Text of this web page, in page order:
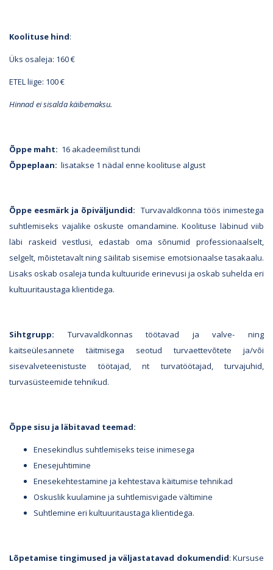
Koolituse hind:
Üks osaleja: 160 €
ETEL liige: 100 €
Hinnad ei sisalda käibemaksu.
Õppe maht: 16 akadeemilist tundi
Õppeplaan: lisatakse 1 nädal enne koolituse algust
Õppe eesmärk ja õpiväljundid: Turvavaldkonna töös inimestega
suhtlemiseks vajalike oskuste omandamine. Koolituse läbinud viib
läbi raskeid vestlusi, edastab oma sõnumid professionaalselt,
selgelt, mõistetavalt ning säilitab sisemise emotsionaalse tasakaalu.
Lisaks oskab osaleja tunda kultuuride erinevusi ja oskab suhelda eri
kultuuritaustaga klientidega.
Sihtgrupp: Turvavaldkonnas töötavad ja valve- ning
kaitseülesannete täitmisega seotud turvaettevõtete ja/või
sisevalveteenistuste töötajad, nt turvatöötajad, turvajuhid,
turvasüsteemide tehnikud.
Õppe sisu ja läbitavad teemad:
Enesekindlus suhtlemiseks teise inimesega
Enesejuhtimine
Enesekehtestamine ja kehtestava käitumise tehnikad
Oskuslik kuulamine ja suhtlemisvigade vältimine
Suhtlemine eri kultuuritaustaga klientidega.
Lõpetamise tingimused ja väljastatavad dokumendid: Kursuse